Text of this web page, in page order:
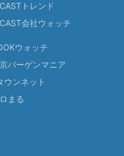
トレンド
会社ウォッチ
ウォッチ
バーゲンマニア
ウンネット
まる